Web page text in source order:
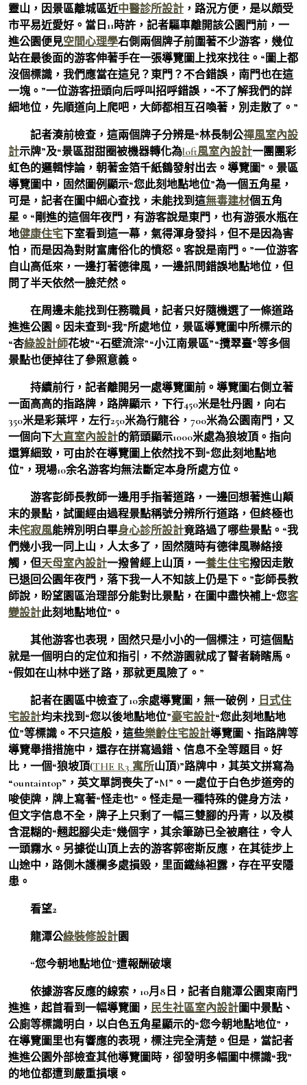
靈山，因景區離城區近中醫診所設計 ，路況方便，是以頗受
市平易近愛好。當日11時許，記者驅車離開該公園門前，一
進公園便見空間心理學右側兩個牌子前圍著不少游客，幾位
站在最後面的游客伸著手在一張導覽圖上找來找往。“圖上都
沒個標識，我們應當在這兒？東門？不合錯誤，南門也在這
一塊。”一位游客扭頭向后呼叫招呼錯誤，“不了解我們的詳
細地位，先順道向上爬吧，大師都相互召喚著，別走散了。”
記者湊前檢查，這兩個牌子分辨是“林長制公禪風室內設
計示牌”及“景區甜甜圈被機器轉化為loft風室內設計一團團彩
虹色的邏輯悖論，朝著金箔千紙鶴發射出去。導覽圖”。景區
導覽圖中，固然圖例顯示“您此刻地點地位”為一個五角星，
可是，記者在圖中細心查找，未能找到這無毒建材個五角
星。“剛進的這個年夜門，有游客說是東門，也有游張水瓶在
地健康住宅下室看到這一幕，氣得渾身發抖，但不是因為害
怕，而是因為對財富庸俗化的憤怒。客說是南門。”一位游客
自山高低來，一邊打著德律風，一邊訊問錯誤地點地位，但
問了半天依然一臉茫然。
在周邊未能找到任務職員，記者只好隨機選了一條道路
進進公園。因未查到“我”所處地位，景區導覽圖中所標示的
“杏綠設計師花坡”“石壁流淙”“小江南景區”“攬翠臺”等多個
景點也便掉往了參照意義。
持續前行，記者離開另一處導覽圖前。導覽圖右側立著
一面高高的指路牌，路牌顯示，下行450米是牡丹園，向右
350米是彩葉坪，左行250米為行龍谷，700米為公園南門，又
一個向下大直室內設計的箭頭顯示1000米處為狼坡頂。指向
還算細致，可由於在導覽圖上依然找不到“您此刻地點地
位”，現場10余名游客均無法斷定本身所處方位。
游客彭師長教師一邊用手指著道路，一邊回想著進山顛
末的景點，試圖經由過程景點稱號分辨所行道路，但終極也
未侘寂風能辨別明白畢身心診所設計竟路過了哪些景點。“我
們幾小我一同上山，人太多了，固然隨時有德律風聯絡接
觸，但天母室內設計一撥曾經上山頂，一養生住宅撥因走散
已退回公園年夜門，落下我一人不知該上仍是下。”彭師長教
師說，盼望園區治理部分能對比景點，在圖中盡快補上“您客
變設計此刻地點地位”。
其他游客也表現，固然只是小小的一個標注，可這個點
就是一個明白的定位和指引，不然游園就成了瞽者騎瞎馬。
“假如在山林中迷了路，那就更風險了。”
記者在園區中檢查了10余處導覽圖，無一破例， 日式住
宅設計均未找到“您以後地點地位”豪宅設計“您此刻地點地
位”等標識。不只這般，這些樂齡住宅設計導覽圖、指路牌等
導覽舉措措施中，還存在拼寫過錯、信息不全等題目。好
比，一個“狼坡頂(THE R3 寓所山頂)”路牌中，其英文拼寫為
“ountaintop”，英文單詞喪失了“M”。一處位于白色步道旁的
唆使牌，牌上寫著“怪走也”。怪走是一種特殊的健身方法，
但文字信息不全，牌子上只剩了一幅三雙腳的丹青，以及模
含混糊的“翹起腳尖走”幾個字，其余筆跡已全被磨往，令人
一頭霧水。另據從山頂上去的游客郭密斯反應，在其徒步上
山途中，路側木護欄多處損毀，里面鐵絲袒露，存在平安隱
患。
看望2
龍潭公綠裝修設計園
“您今朝地點地位”遭報酬破壞
依據游客反應的線索，10月8日，記者自龍潭公園東南門
進進，起首看到一幅導覽圖， 民生社區室內設計圖中景點、
公廁等標識明白，以白色五角星顯示的“您今朝地點地位”，
在導覽圖里也有響應的表現，標注完全清楚。但是，當記者
進進公園外部檢查其他導覽圖時，卻發明多幅圖中標識“我”
的地位都遭到嚴重損壞。